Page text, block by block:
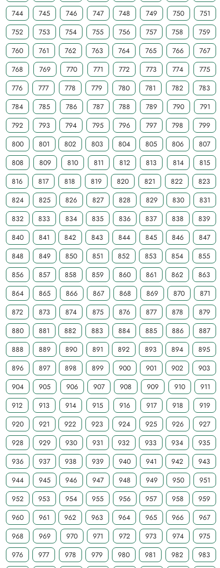
744
745 746 747 748 749 750
751
752
753 754 755 756 757 758
759
760
761 762 763 764 765 766
767
768
769 770 771 772 773 774
775
776
777 778 779 780 781 782
783
784
785 786 787 788 789 790
791
792
793 794 795 796 797 798
799
800
801 802 803 804 805 806
807
808
809 810 811 812 813 814
815
816
817 818 819 820 821 822
823
824
825 826 827 828 829 830
831
832
833 834 835 836 837 838
839
840
841 842 843 844 845 846
847
848
849 850 851 852 853 854
855
856
857 858 859 860 861 862
863
864
865 866 867 868 869 870
871
872
873 874 875 876 877 878
879
880
881 882 883 884 885 886
887
888
889 890 891 892 893 894
895
896
897 898 899 900 901 902
903
904
905 906 907 908 909 910
911
912
913 914 915 916 917 918
919
920
921 922 923 924 925 926
927
928
929 930 931 932 933 934
935
936
937 938 939 940 941 942
943
944
945 946 947 948 949 950
951
952
953 954 955 956 957 958
959
960
961 962 963 964 965 966
967
968
969 970 971 972 973 974
975
976
977 978 979 980 981 982 983